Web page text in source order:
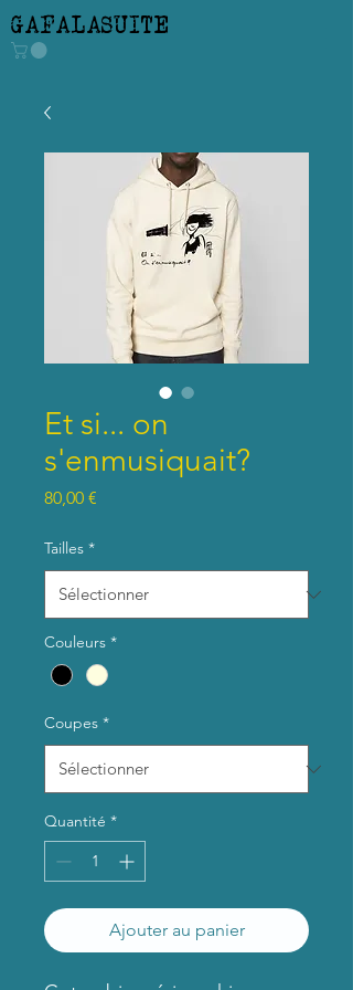
GAFALASUITE
Et si... on
s'enmusiquait?
80,00 €
Tailles *
Couleurs *
Coupes *
Quantité *
Ajouter au panier